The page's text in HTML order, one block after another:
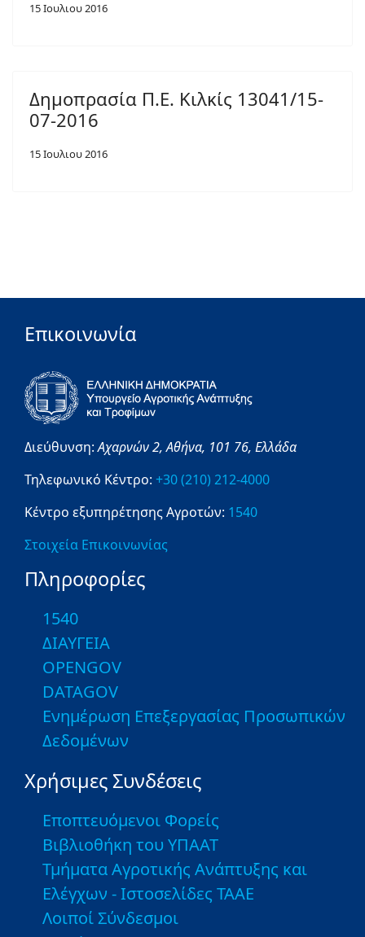
15 Ιουλιου 2016
Δημοπρασία Π.Ε. Κιλκίς 13041/15-
07-2016
15 Ιουλιου 2016
Επικοινωνία
Διεύθυνση:Αχαρνών 2,Αθήνα, 101 76, Ελλάδα
Τηλεφωνικό Κέντρο: +30 (210) 212-4000
Κέντρο εξυπηρέτησης Αγροτών: 1540
Στοιχεία Επικοινωνίας
Πληροφορίες
1540
ΔΙΑΥΓΕΙΑ
OPENGOV
DATAGOV
Ενημέρωση Επεξεργασίας Προσωπικών
Δεδομένων
Χρήσιμες Συνδέσεις
Εποπτευόμενοι Φορείς
Βιβλιοθήκη του ΥΠΑΑΤ
Τμήματα Αγροτικής Ανάπτυξης και
Ελέγχων - Ιστοσελίδες ΤΑΑΕ
Λοιποί Σύνδεσμοι